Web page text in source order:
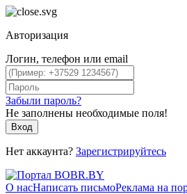
Авторизация
Логин, телефон или email
Забыли пароль?
Не заполнены необходимые поля!
Вход
Нет аккаунта? Зарегистрируйтесь
О насНаписать письмоРеклама на